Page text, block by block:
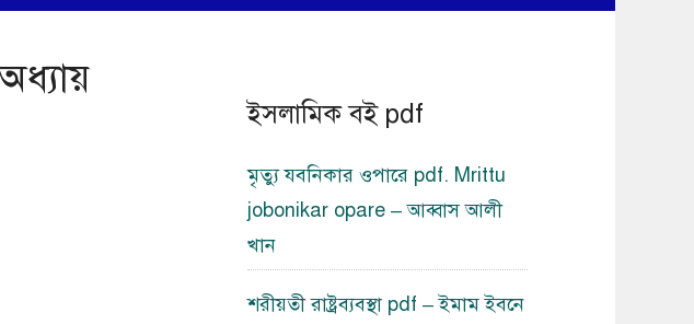
ইসলামিক বই pdf
মৃত্যু যবনিকার ওপারে pdf. Mrittu
jobonikar opare – আব্বাস আলী
খান
শরীয়তী রাষ্ট্রব্যবস্থা pdf – ইমাম ইবনে